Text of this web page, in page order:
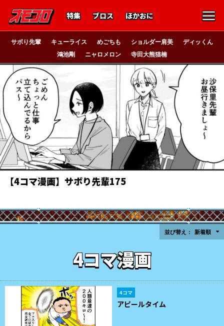
特集 ブロス ほかおに
サボり先輩 キューライス めごちも ショルダー肩美
ディッくん
鴻池剛
ニャロメロン 寺田大熊猫楠
【4コマ漫画】サボり先輩175
4コマ漫画
並び替え： 新着順
4コマ
アピールタイム